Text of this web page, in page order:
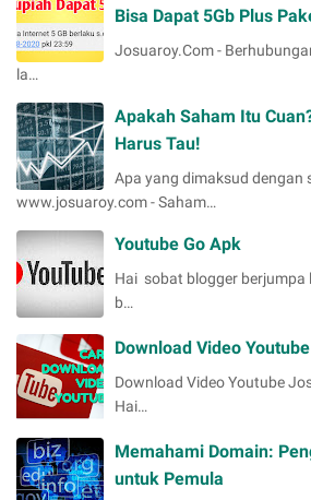
Bisa Dapat 5Gb Plus
Josuaroy.Com -
la…
Apakah Saham Itu
Harus Tau!
Apa yang dimaksud dengan
www.josuaroy.com - Saham…
Youtube Go Apk
Hai sobat blogger berjumpa
b…
Download Video Youtube
Download Video Youtube
Hai…
Memahami Domain:
untuk Pemula